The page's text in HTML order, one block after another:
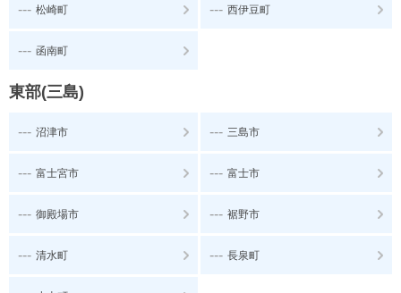
--- 松崎町 --- 西伊豆町
--- 函南町
東部(三島)
--- 沼津市 --- 三島市
--- 富士宮市 --- 富士市
--- 御殿場市 --- 裾野市
--- 清水町 --- 長泉町